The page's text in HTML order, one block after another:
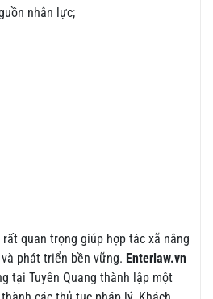
nhân lực;
quan trọng giúp hợp tác xã nâng
phát triển bền vững. Enterlaw.vn
tại Tuyên Quang thành lập một